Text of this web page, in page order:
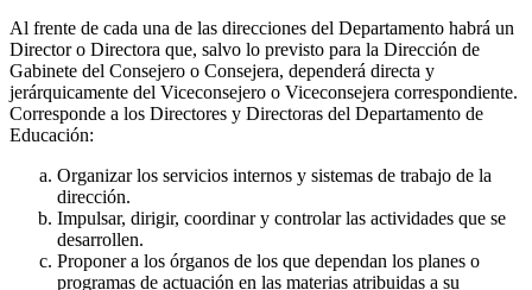
Al frente de cada una de las direcciones del Departamento habrá un
Director o Directora que, salvo lo previsto para la Dirección de
Gabinete del Consejero o Consejera, dependerá directa y
jerárquicamente del Viceconsejero o Viceconsejera correspondiente.
Corresponde a los Directores y Directoras del Departamento de
Educación:
Organizar los servicios internos y sistemas de trabajo de la
dirección.
Impulsar, dirigir, coordinar y controlar las actividades que se
desarrollen.
Proponer a los órganos de los que dependan los planes o
programas de actuación en las materias atribuidas a su